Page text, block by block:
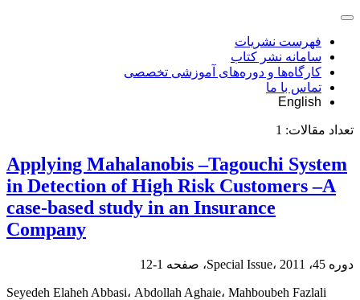
فهرست نشریات
سامانه نشر کتاب
کارگاه‌ها و دوره‌های آموزشی تخصصی
تماس با ما
English
تعداد مقالات: 1
Applying Mahalanobis –Tagouchi System
in Detection of High Risk Customers –A
case-based study in an Insurance
Company
دوره 45، Special Issue، 2011، صفحه 1-12
Seyedeh Elaheh Abbasi، Abdollah Aghaie، Mahboubeh Fazlali